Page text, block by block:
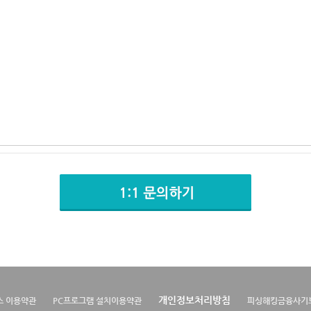
이용약관 PC프로그램 설치이용약관 개인정보처리방침 피싱해킹금융사기